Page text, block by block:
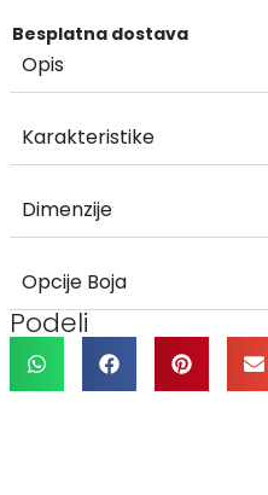
Besplatna dostava
Opis
Karakteristike
Dimenzije
Opcije Boja
Podeli